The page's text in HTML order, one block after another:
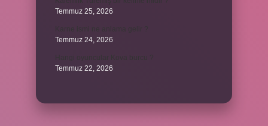
Temmuz 25, 2026
Temmuz 24, 2026
Temmuz 22, 2026